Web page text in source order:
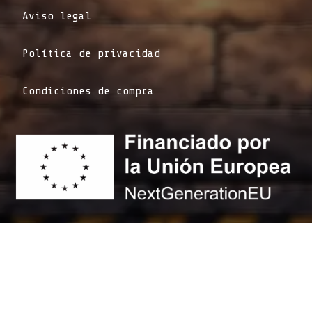
Aviso legal
Política de privacidad
Condiciones de compra